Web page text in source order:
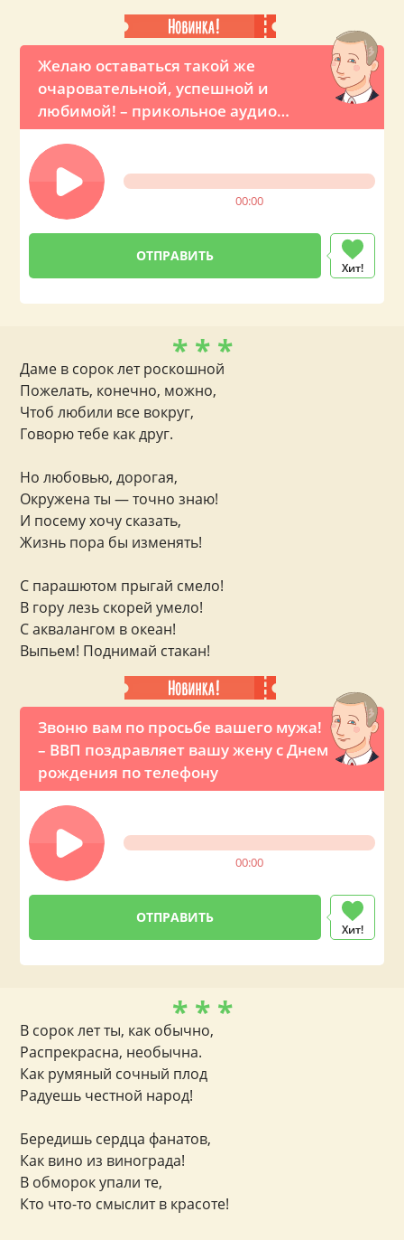
Желаю оставаться такой же
очаровательной, успешной и
любимой! – прикольное аудио
поздравление с Днем рождения для
женщины от Владимира Путина
00:00
Хит!
Звоню вам по просьбе вашего мужа!
– ВВП поздравляет вашу жену с Днем
рождения по телефону
00:00
Хит!
* * *
Даме в сорок лет роскошной
Пожелать, конечно, можно,
Чтоб любили все вокруг,
Говорю тебе как друг.
Но любовью, дорогая,
Окружена ты — точно знаю!
И посему хочу сказать,
Жизнь пора бы изменять!
С парашютом прыгай смело!
В гору лезь скорей умело!
С аквалангом в океан!
Выпьем! Поднимай стакан!
* * *
В сорок лет ты, как обычно,
Распрекрасна, необычна.
Как румяный сочный плод
Радуешь честной народ!
Бередишь сердца фанатов,
Как вино из винограда!
В обморок упали те,
Кто что-то смыслит в красоте!